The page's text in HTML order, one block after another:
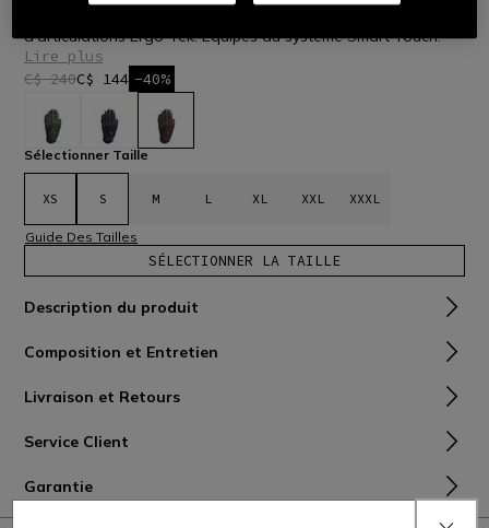
d’articulations Ergo-Tek. Équipés du système Smart Touch.
Lire plus
C$ 240C$ 144 -40%
sélectionné
Sélectionner Taille
XS S M L XL XXL XXXL
Guide Des Tailles
SÉLECTIONNER LA TAILLE
Description du produit
Composition et Entretien
Livraison et Retours
Service Client
Garantie